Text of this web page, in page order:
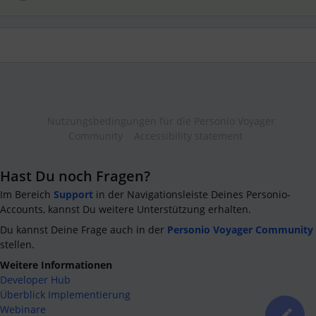
Hast Du noch Fragen?
Im Bereich Support in der Navigationsleiste Deines Personio-
Accounts, kannst Du weitere Unterstützung erhalten.
Du kannst Deine Frage auch in der Personio Voyager Community
stellen.
Weitere Informationen
Developer Hub
Überblick Implementierung
Webinare